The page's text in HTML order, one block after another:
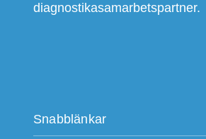
diagnostikasamarbetspartner.
Snabblänkar